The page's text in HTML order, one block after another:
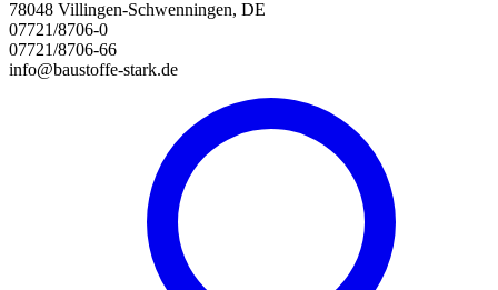
78048 Villingen-Schwenningen, DE
07721/8706-0
07721/8706-66
info@baustoffe-stark.de